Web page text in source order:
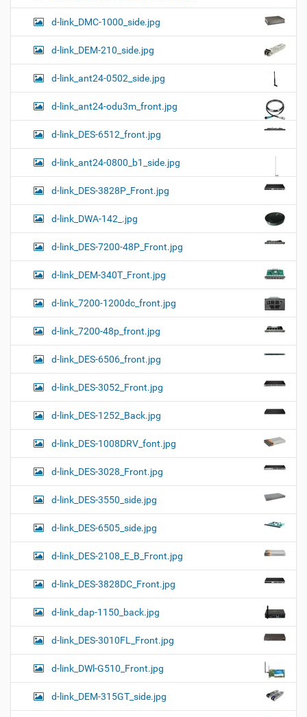
d-link_DMC-1000_side.jpg
d-link_DEM-210_side.jpg
d-link_ant24-0502_side.jpg
d-link_ant24-odu3m_front.jpg
d-link_DES-6512_front.jpg
d-link_ant24-0800_b1_side.jpg
d-link_DES-3828P_Front.jpg
d-link_DWA-142_.jpg
d-link_DES-7200-48P_Front.jpg
d-link_DEM-340T_Front.jpg
d-link_7200-1200dc_front.jpg
d-link_7200-48p_front.jpg
d-link_DES-6506_front.jpg
d-link_DES-3052_Front.jpg
d-link_DES-1252_Back.jpg
d-link_DES-1008DRV_font.jpg
d-link_DES-3028_Front.jpg
d-link_DES-3550_side.jpg
d-link_DES-6505_side.jpg
d-link_DES-2108_E_B_Front.jpg
d-link_DES-3828DC_Front.jpg
d-link_dap-1150_back.jpg
d-link_DES-3010FL_Front.jpg
d-link_DWl-G510_Front.jpg
d-link_DEM-315GT_side.jpg